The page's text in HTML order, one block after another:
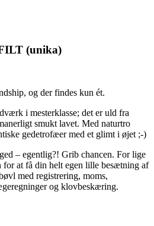
(unika)
og der findes kun ét.
i mesterklasse; det er uld fra
smukt lavet. Med naturtro
gedetrofæer med et glimt i øjet ;-)
– egentlig?! Grib chancen. For lige
for at få din helt egen lille besætning af
med registrering, moms,
og klovbeskæring.